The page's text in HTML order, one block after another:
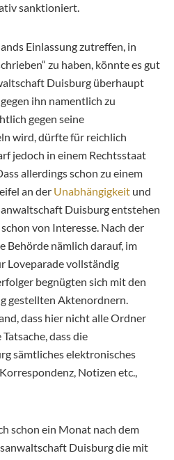
sanktioniert.
Einlassung zutreffen, in
zu haben, könnte es gut
Duisburg überhaupt
ihn namentlich zu
gegen seine
wird, dürfte für reichlich
jedoch in einem Rechtsstaat
allerdings schon zu einem
an der Unabhängigkeit und
Duisburg entstehen
von Interesse. Nach der
Behörde nämlich darauf, im
Loveparade vollständig
begnügten sich mit den
gestellten Aktenordnern.
dass hier nicht alle Ordner
dass die
sämtliches elektronisches
Notizen etc.,
schon ein Monat nach dem
Duisburg die mit